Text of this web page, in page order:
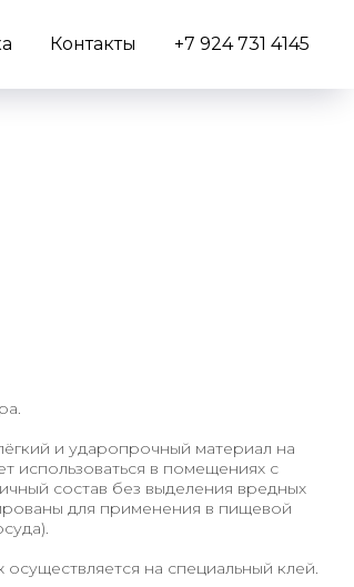
Контакты +7 924 731 4145
и ударопрочный материал на
использоваться в помещениях с
состав без выделения вредных
для применения в пищевой
на специальный клей.